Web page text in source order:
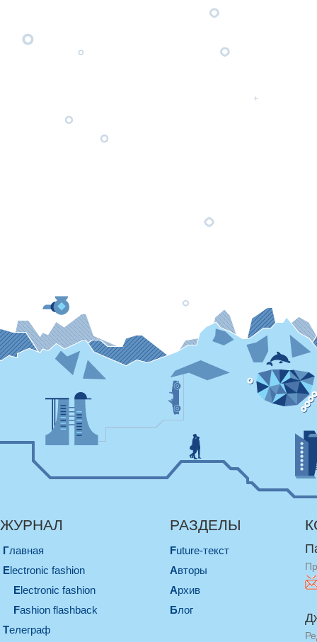
ЖУРНАЛ
Главная
electronic fashion
electronic fashion
Fashion flashback
телеграф
РАЗДЕЛЫ
Future-текст
Авторы
Архив
Блог